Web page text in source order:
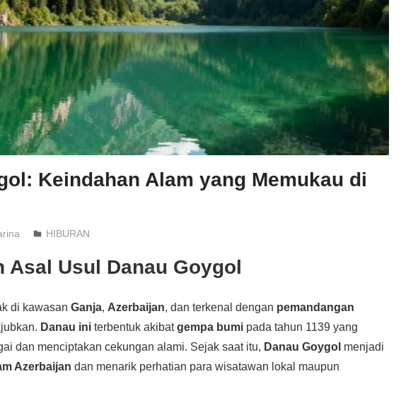
Keindahan Alam yang Memukau di
HIBURAN
Asal Usul Danau Goygol
di kawasanGanja, Azerbaijan, dan terkenal dengan pemandangan
Danau ini terbentuk akibatgempa bumi pada tahun 1139 yang
dan menciptakan cekungan alami. Sejak saat itu, Danau Goygol menjadi
Azerbaijan dan menarik perhatian para wisatawan lokal maupun